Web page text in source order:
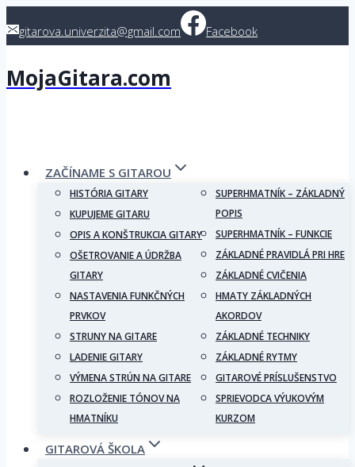
togitarova.univerzita@gmail.com Facebook
MojaGitara.com
ZAČÍNAME S GITAROU
HISTÓRIA GITARY
KUPUJEME GITARU
OPIS A KONŠTRUKCIA GITARY
OŠETROVANIE A ÚDRŽBA
GITARY
NASTAVENIA FUNKČNÝCH
PRVKOV
STRUNY NA GITARE
LADENIE GITARY
VÝMENA STRÚN NA GITARE
ROZLOŽENIE TÓNOV NA
HMATNÍKU
SUPERHMATNÍK – ZÁKLADNÝ
POPIS
SUPERHMATNÍK – FUNKCIE
ZÁKLADNÉ PRAVIDLÁ PRI HRE
ZÁKLADNÉ CVIČENIA
HMATY ZÁKLADNÝCH
AKORDOV
ZÁKLADNÉ TECHNIKY
ZÁKLADNÉ RYTMY
GITAROVÉ PRÍSLUŠENSTVO
SPRIEVODCA VÝUKOVÝM
KURZOM
GITAROVÁ ŠKOLA